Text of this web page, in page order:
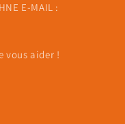
E-MAIL :
vous aider !